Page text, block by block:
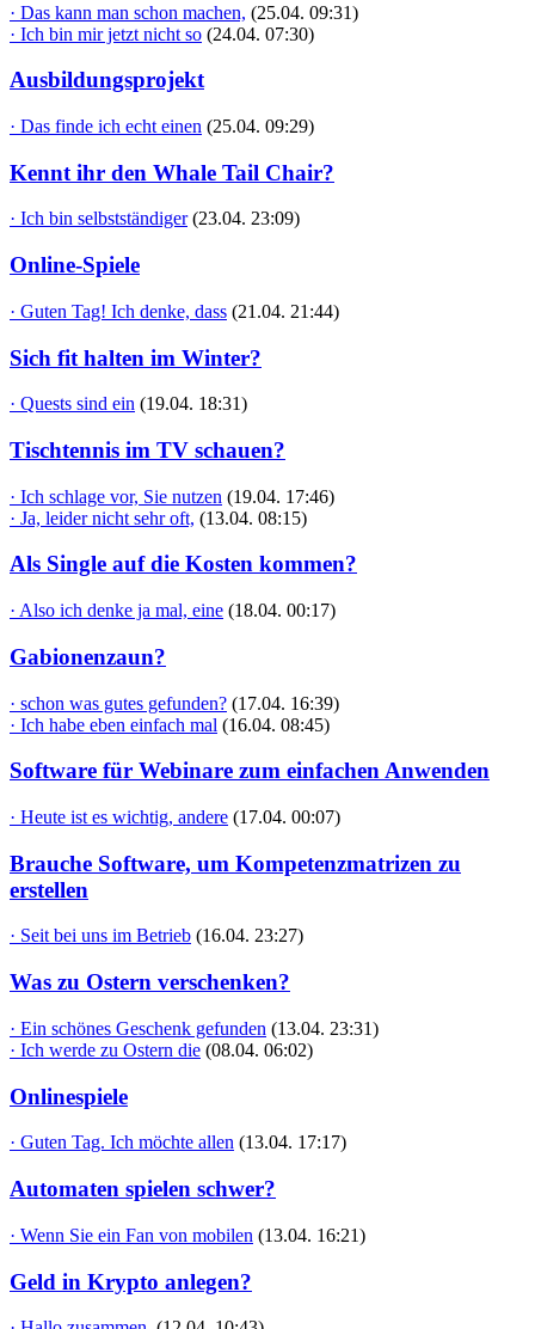
· Das kann man schon machen, (25.04. 09:31)
· Ich bin mir jetzt nicht so (24.04. 07:30)
Ausbildungsprojekt
· Das finde ich echt einen (25.04. 09:29)
Kennt ihr den Whale Tail Chair?
· Ich bin selbstständiger (23.04. 23:09)
Online-Spiele
· Guten Tag! Ich denke, dass (21.04. 21:44)
Sich fit halten im Winter?
· Quests sind ein (19.04. 18:31)
Tischtennis im TV schauen?
· Ich schlage vor, Sie nutzen (19.04. 17:46)
· Ja, leider nicht sehr oft, (13.04. 08:15)
Als Single auf die Kosten kommen?
· Also ich denke ja mal, eine (18.04. 00:17)
Gabionenzaun?
· schon was gutes gefunden? (17.04. 16:39)
· Ich habe eben einfach mal (16.04. 08:45)
Software für Webinare zum einfachen Anwenden
· Heute ist es wichtig, andere (17.04. 00:07)
Brauche Software, um Kompetenzmatrizen zu
erstellen
· Seit bei uns im Betrieb (16.04. 23:27)
Was zu Ostern verschenken?
· Ein schönes Geschenk gefunden (13.04. 23:31)
· Ich werde zu Ostern die (08.04. 06:02)
Onlinespiele
· Guten Tag. Ich möchte allen (13.04. 17:17)
Automaten spielen schwer?
· Wenn Sie ein Fan von mobilen (13.04. 16:21)
Geld in Krypto anlegen?